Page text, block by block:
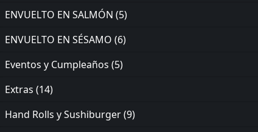
ENVUELTO EN SALMÓN (5)
ENVUELTO EN SÉSAMO (6)
Eventos y Cumpleaños (5)
Extras (14)
Hand Rolls y Sushiburger(9)